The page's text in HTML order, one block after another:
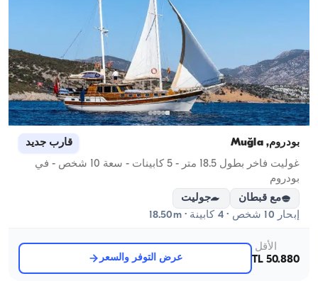
بودروم, Muğla قارب جديد
غوليت فاخر بطول 18.5 متر - 5 كابينات - سعة 10 شخص - في
بودروم
مع قبطان
جوليت
إبحار 10 شخص · 4 كابينة · 18.50m
الأقل
50.880 TL
عرض التوفر والسعر